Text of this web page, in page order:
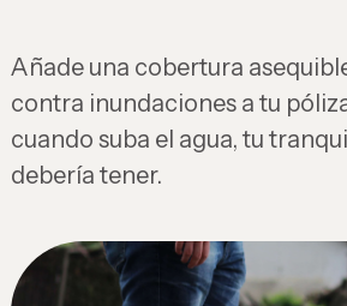
Añade una cobertura
contra inundaciones a tu
cuando suba el agua, tu
debería tener.